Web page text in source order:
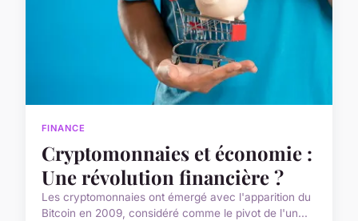
FINANCE
Cryptomonnaies et économie :
Une révolution financière ?
Les cryptomonnaies ont émergé avec l'apparition du
Bitcoin en 2009, considéré comme le pivot de l'un...